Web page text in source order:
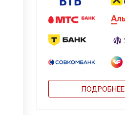
ПОДРОБНЕЕ